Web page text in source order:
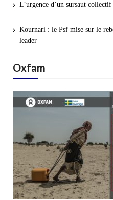
L’urgence d’un sursaut collectif
Kournari : le Psf mise sur le
leader
Oxfam